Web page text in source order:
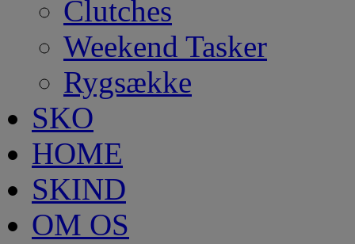
Clutches
Weekend Tasker
Rygsække
SKO
HOME
SKIND
OM OS